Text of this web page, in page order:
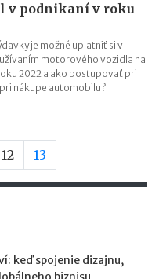
v podnikaní v roku
je možné uplatniť si v
motorového vozidla na
2022 a ako postupovať pri
nákupe automobilu?
strana
12 13
keď spojenie dizajnu,